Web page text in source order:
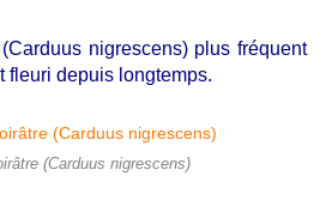
(Carduus nigrescens) plus fréquent
fleuri depuis longtemps.
(Carduus nigrescens)